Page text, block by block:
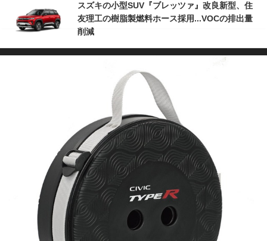
スズキの小型SUV『ブレッツァ』改良新型、住
友理工の樹脂製燃料ホース採用...VOCの排出量
削減